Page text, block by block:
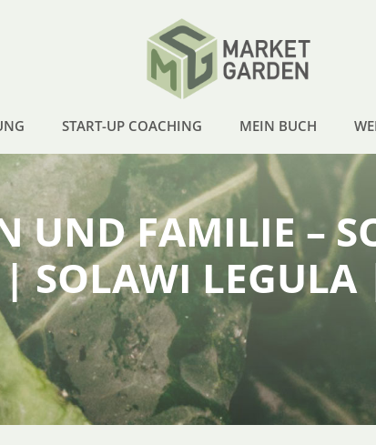
START-UP COACHING MEIN BUCH
UND FAMILIE –
SOLAWI